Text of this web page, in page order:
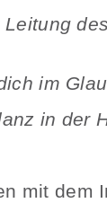
Leitung
im
in der
mit dem